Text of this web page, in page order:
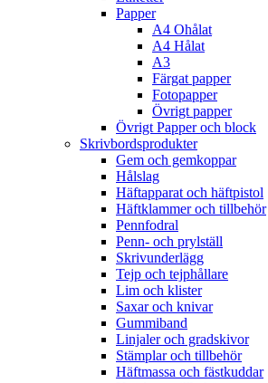
Papper
A4 Ohålat
A4 Hålat
A3
Färgat papper
Fotopapper
Övrigt papper
Övrigt Papper och block
Skrivbordsprodukter
Gem och gemkoppar
Hålslag
Häftapparat och häftpistol
Häftklammer och tillbehör
Pennfodral
Penn- och prylställ
Skrivunderlägg
Tejp och tejphållare
Lim och klister
Saxar och knivar
Gummiband
Linjaler och gradskivor
Stämplar och tillbehör
Häftmassa och fästkuddar